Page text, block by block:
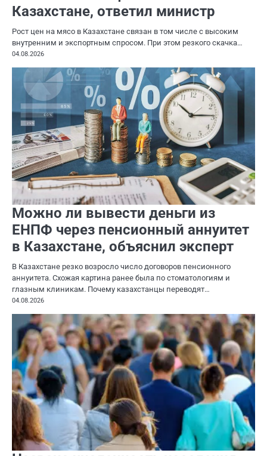
Казахстане, ответил министр
Рост цен на мясо в Казахстане связан в том числе с высоким
внутренним и экспортным спросом. При этом резкого скачка…
04.08.2026
Можно ли вывести деньги из
ЕНПФ через пенсионный аннуитет
в Казахстане, объяснил эксперт
В Казахстане резко возросло число договоров пенсионного
аннуитета. Схожая картина ранее была по стоматологиям и
глазным клиникам. Почему казахстанцы переводят…
04.08.2026